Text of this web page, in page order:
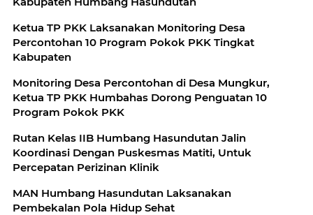
Ketua TP PKK Laksanakan Monitoring Desa
Percontohan 10 Program Pokok PKK Tingkat
Kabupaten
Monitoring Desa Percontohan di Desa Mungkur,
Ketua TP PKK Humbahas Dorong Penguatan 10
Program Pokok PKK
Rutan Kelas IIB Humbang Hasundutan Jalin
Koordinasi Dengan Puskesmas Matiti, Untuk
Percepatan Perizinan Klinik
MAN Humbang Hasundutan Laksanakan
Pembekalan Pola Hidup Sehat